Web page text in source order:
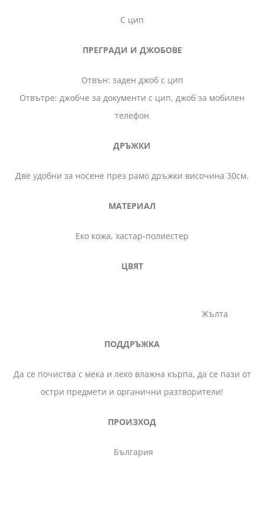
С цип
ПРЕГРАДИ И ДЖОБОВЕ
Отвън: заден джоб с цип
Отвътре: джобче за документи с цип, джоб за мобилен
телефон
ДРЪЖКИ
Две удобни за носене през рамо дръжки височина 30см.
МАТЕРИАЛ
Еко кожа, хастар-полиестер
ЦВЯТ
Жълта
ПОДДРЪЖКА
Да се почиства с мека и леко влажна кърпа, да се пази от
остри предмети и органични разтворители!
ПРОИЗХОД
България